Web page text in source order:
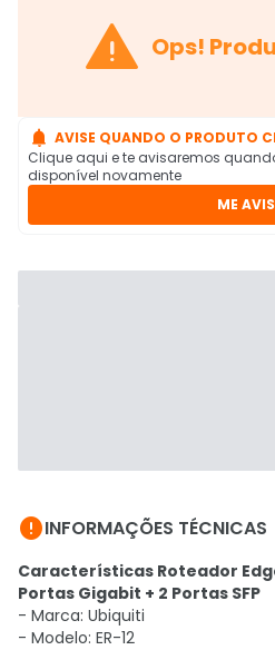
 Ops!
 AVISE QUANDO O PRODUTO
Clique aqui e te avisaremos
disponível novamente
ME
INFORMAÇÕES TÉCNICAS
Características Roteador
Portas Gigabit + 2 Portas SFP
- Marca: Ubiquiti
- Modelo: ER-12